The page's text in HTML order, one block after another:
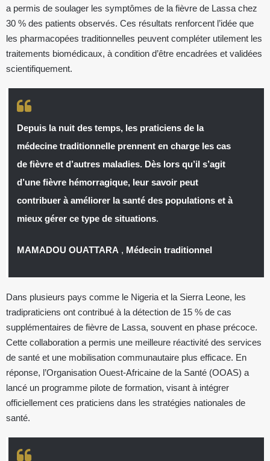
a permis de soulager les symptômes de la fièvre de Lassa chez
30 % des patients observés. Ces résultats renforcent l’idée que
les pharmacopées traditionnelles peuvent compléter utilement les
traitements biomédicaux, à condition d’être encadrées et validées
scientifiquement.
Depuis la nuit des temps, les praticiens de la
médecine traditionnelle prennent en charge les cas
de fièvre et d’autres maladies. Dès lors qu’il s’agit
d’une fièvre hémorragique, leur savoir peut
contribuer à améliorer la santé des populations et à
mieux gérer ce type de situations.
MAMADOU OUATTARA , Médecin traditionnel
Dans plusieurs pays comme le Nigeria et la Sierra Leone, les
tradipraticiens ont contribué à la détection de 15 % de cas
supplémentaires de fièvre de Lassa, souvent en phase précoce.
Cette collaboration a permis une meilleure réactivité des services
de santé et une mobilisation communautaire plus efficace. En
réponse, l’Organisation Ouest-Africaine de la Santé (OOAS) a
lancé un programme pilote de formation, visant à intégrer
officiellement ces praticiens dans les stratégies nationales de
santé.